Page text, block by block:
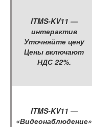
ITMS-KV11 —
интерактив
Уточняйте цену
Цены включают
НДС 22%.
ITMS-KV11 —
«Видеонаблюдение»